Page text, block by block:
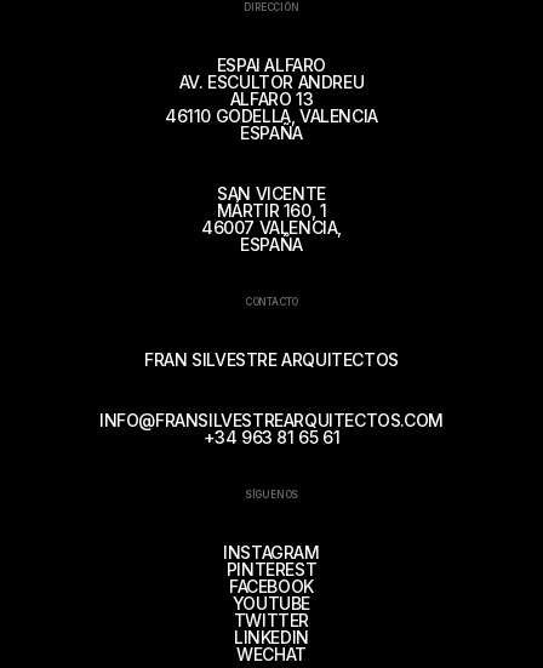
DIRECCIÓN
ESPAI ALFARO
AV. ESCULTOR ANDREU
ALFARO 13
46110 GODELLA, VALENCIA
ESPAÑA
SAN VICENTE
MÁRTIR 160, 1
46007 VALENCIA,
ESPAÑA
CONTACTO
FRAN SILVESTRE ARQUITECTOS
INFO@FRANSILVESTREARQUITECTOS.COM
+34 963 81 65 61
SÍGUENOS
INSTAGRAM
PINTEREST
FACEBOOK
YOUTUBE
TWITTER
LINKEDIN
WECHAT